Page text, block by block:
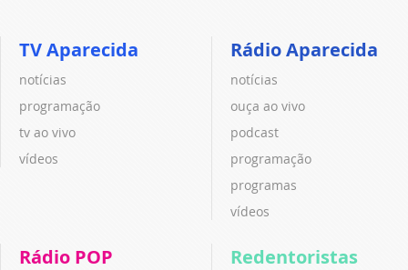
TV Aparecida
notícias
programação
tv ao vivo
vídeos
Rádio Aparecida
notícias
ouça ao vivo
podcast
programação
programas
vídeos
Rádio POP Redentoristas